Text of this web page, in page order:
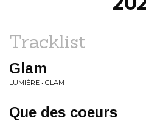
Tracklist
Glam
LUMIÉRE • GLAM
Que des coeurs